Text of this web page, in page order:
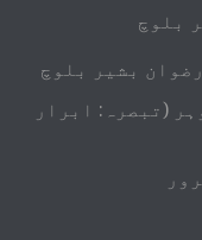
بلوچ
بشیر بلوچ
(تبصرہ: ابرار